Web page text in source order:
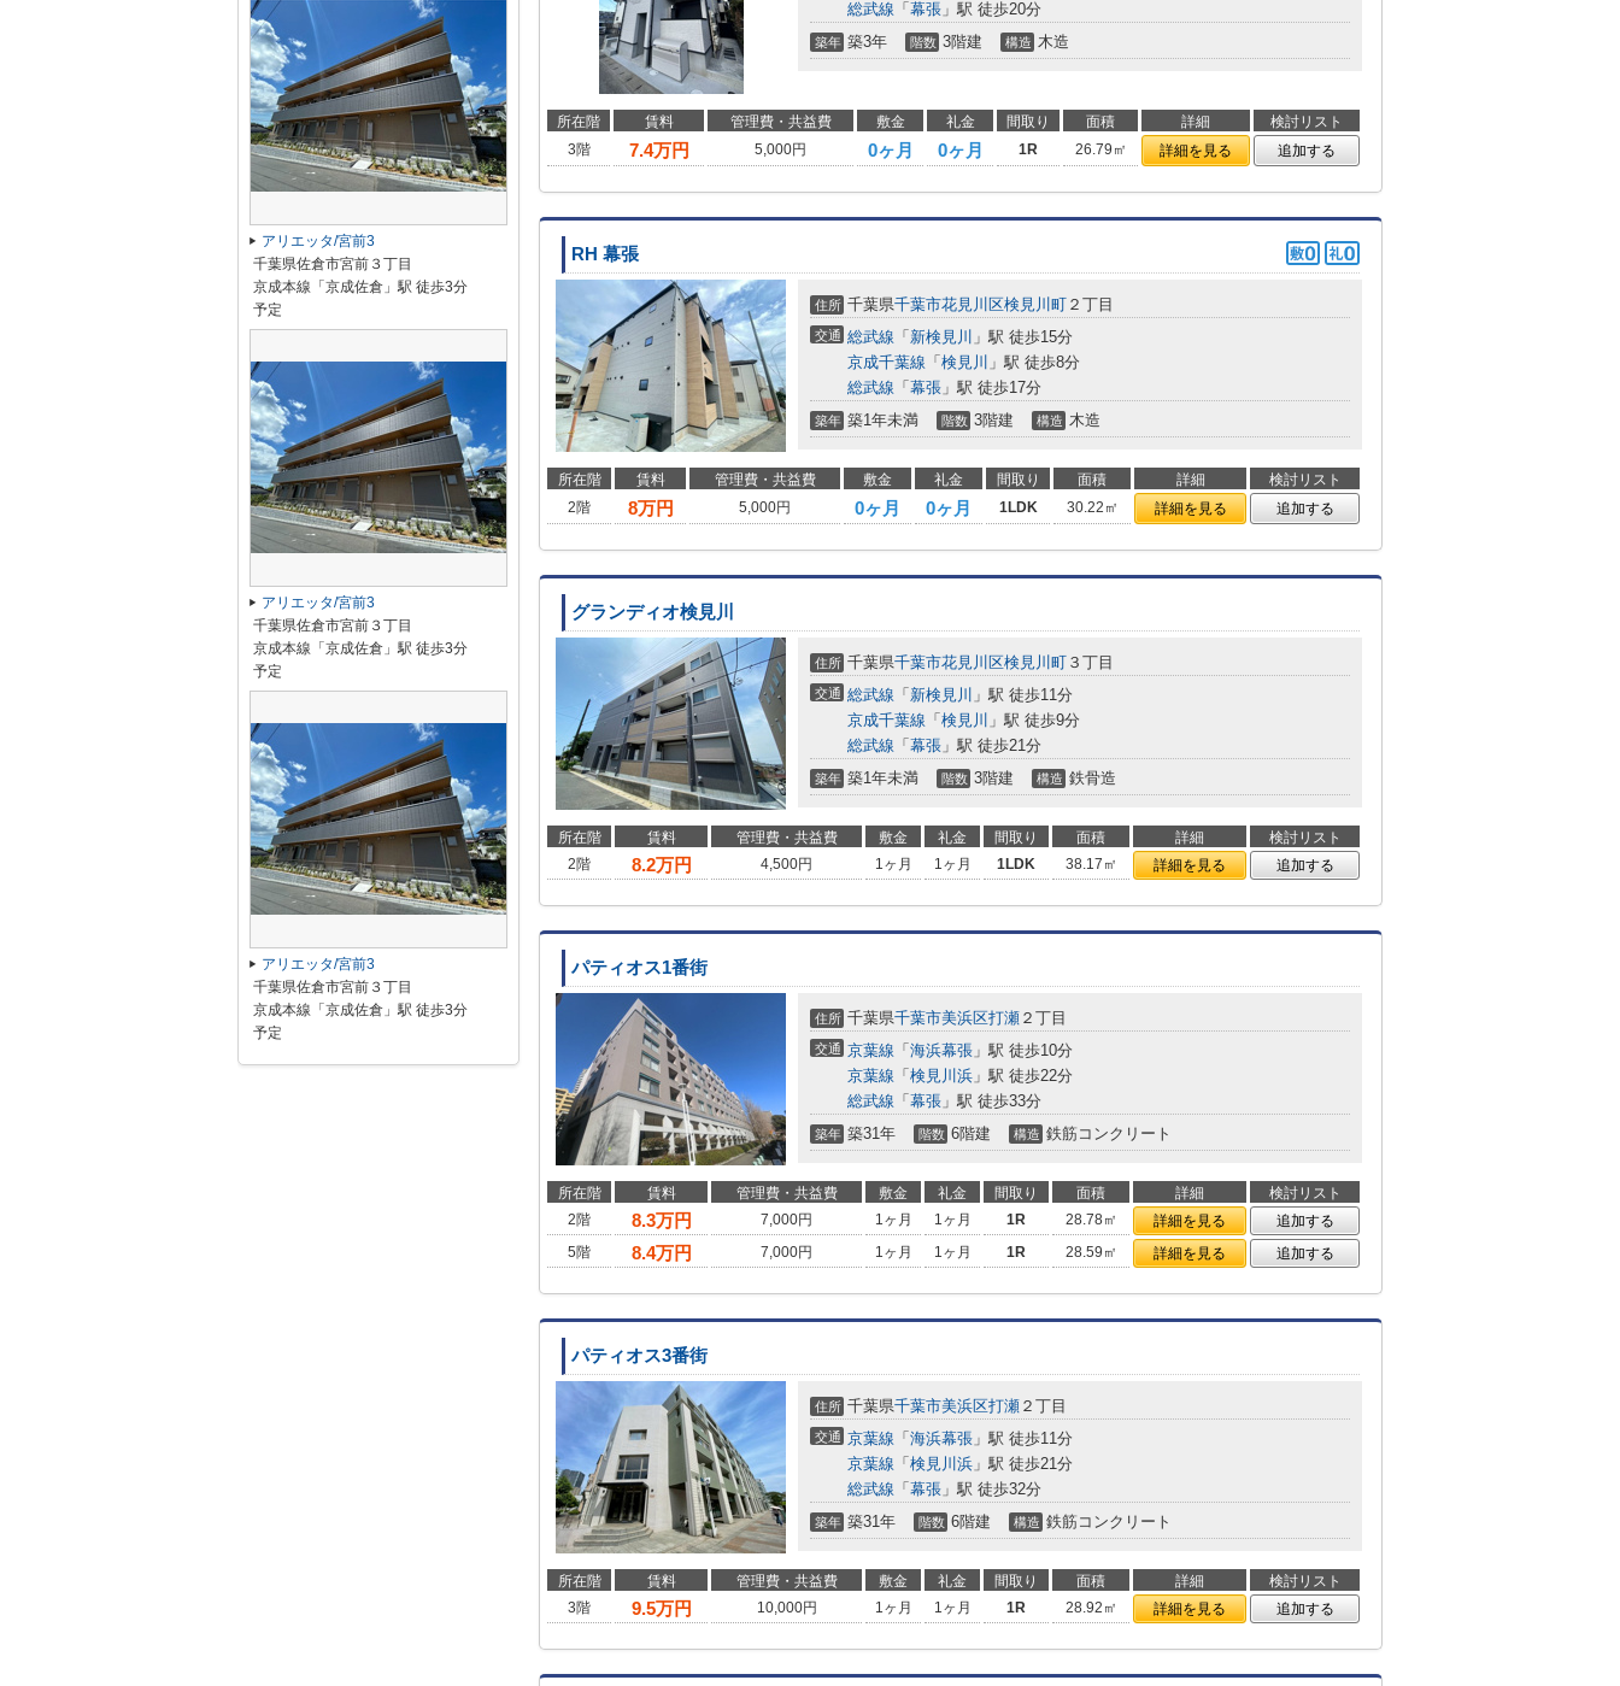
総武線 「 幕張 」駅 徒歩20分
築年 築3年 階数 3階建 構造 木造
所在階 賃料 管理費・共益費 敷金 礼金 間取り 面積 詳細
検討リスト
3階
7.4万円 5,000円 0ヶ月 0ヶ月 1R 26.79㎡ 詳細を見る 追加する
RH 幕張
住所 千葉県千葉市花見川区検見川町 ２丁目
交通 総武線 「 新検見川 」駅 徒歩15分
京成千葉線 「 検見川 」駅 徒歩8分
総武線 「 幕張 」駅 徒歩17分
築年 築1年未満 階数 3階建 構造 木造
所在階 賃料 管理費・共益費 敷金 礼金 間取り 面積 詳細
検討リスト
2階
8万円 5,000円 0ヶ月 0ヶ月 1LDK 30.22㎡ 詳細を見る 追加する
グランディオ検見川
住所 千葉県千葉市花見川区検見川町 ３丁目
交通 総武線 「 新検見川 」駅 徒歩11分
京成千葉線 「 検見川 」駅 徒歩9分
総武線 「 幕張 」駅 徒歩21分
築年 築1年未満 階数 3階建 構造 鉄骨造
所在階 賃料 管理費・共益費 敷金 礼金 間取り 面積 詳細
検討リスト
2階
8.2万円 4,500円 1ヶ月 1ヶ月 1LDK 38.17㎡ 詳細を見る 追加する
パティオス1番街
住所 千葉県千葉市美浜区打瀬 ２丁目
交通 京葉線 「 海浜幕張 」駅 徒歩10分
京葉線 「 検見川浜 」駅 徒歩22分
総武線 「 幕張 」駅 徒歩33分
築年 築31年 階数 6階建 構造 鉄筋コンクリート
所在階 賃料 管理費・共益費 敷金 礼金 間取り 面積 詳細
検討リスト
2階
8.3万円 7,000円 1ヶ月 1ヶ月 1R 28.78㎡ 詳細を見る
追加する
5階
8.4万円 7,000円 1ヶ月 1ヶ月 1R 28.59㎡ 詳細を見る 追加する
パティオス3番街
住所 千葉県千葉市美浜区打瀬 ２丁目
交通 京葉線 「 海浜幕張 」駅 徒歩11分
京葉線 「 検見川浜 」駅 徒歩21分
総武線 「 幕張 」駅 徒歩32分
築年 築31年 階数 6階建 構造 鉄筋コンクリート
所在階 賃料 管理費・共益費 敷金 礼金 間取り 面積 詳細
検討リスト
3階
9.5万円 10,000円 1ヶ月 1ヶ月 1R 28.92㎡ 詳細を見る 追加する
アリエッタ/宮前3
千葉県佐倉市宮前３丁目
京成本線「京成佐倉」駅 徒歩3分
予定
アリエッタ/宮前3
千葉県佐倉市宮前３丁目
京成本線「京成佐倉」駅 徒歩3分
予定
アリエッタ/宮前3
千葉県佐倉市宮前３丁目
京成本線「京成佐倉」駅 徒歩3分
予定